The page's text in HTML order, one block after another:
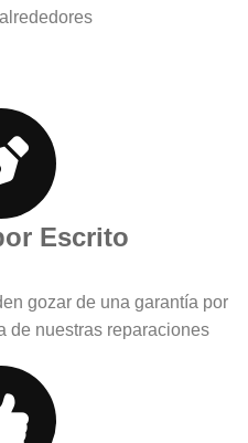
Escrito
gozar de una garantía por
de nuestras reparaciones